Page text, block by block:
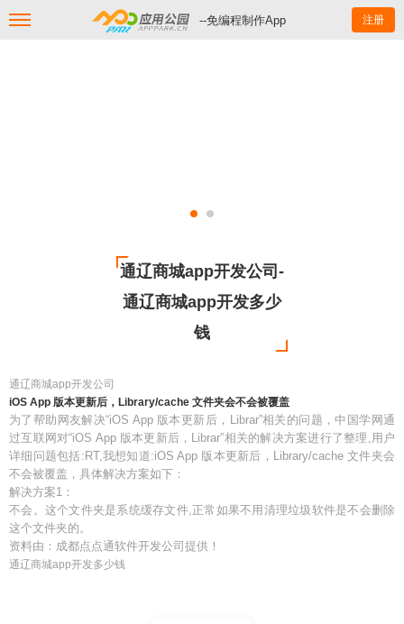
--免编程制作App 注册
通辽商城app开发公司-
通辽商城app开发多少
钱
通辽商城app开发公司
iOS App 版本更新后，Library/cache 文件夹会不会被覆盖
为了帮助网友解决“iOS App 版本更新后，Librar”相关的问题，中国学网通
过互联网对“iOS App 版本更新后，Librar”相关的解决方案进行了整理,用户
详细问题包括:RT,我想知道:iOS App 版本更新后，Library/cache 文件夹会
不会被覆盖，具体解决方案如下：
解决方案1：
不会。这个文件夹是系统缓存文件,正常如果不用清理垃圾软件是不会删除
这个文件夹的。
资料由：成都点点通软件开发公司提供！
通辽商城app开发多少钱